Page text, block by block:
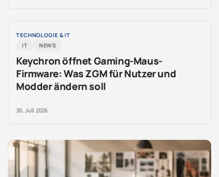
TECHNOLOGIE & IT
IT
NEWS
Keychron öffnet Gaming-Maus-
Firmware: Was ZGM für Nutzer und
Modder ändern soll
30. Juli 2026